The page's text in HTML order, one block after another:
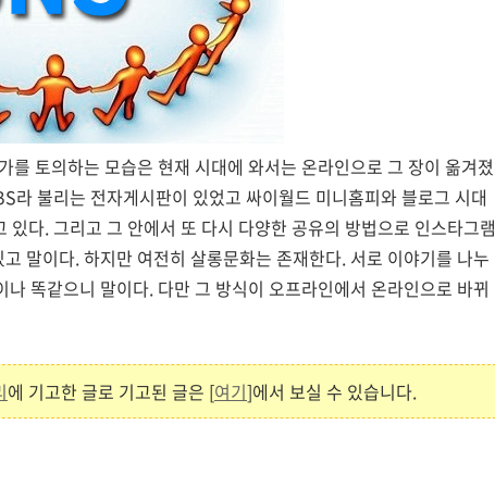
토의하는 모습은 현재 시대에 와서는 온라인으로 그 장이 옮겨졌
라 불리는 전자게시판이 있었고 싸이월드 미니홈피와 블로그 시대
다. 그리고 그 안에서 또 다시 다양한 공유의 방법으로 인스타그램
말이다. 하지만 여전히 살롱문화는 존재한다. 서로 이야기를 나누
똑같으니 말이다. 다만 그 방식이 오프라인에서 온라인으로 바뀌
에 기고한 글로 기고된 글은 [여기]에서 보실 수 있습니다.